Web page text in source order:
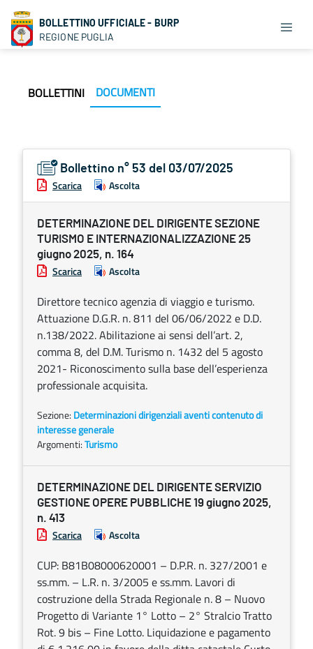
BOLLETTINO UFFICIALE - BURP
REGIONE PUGLIA
BOLLETTINI DOCUMENTI
Bollettino n° 53 del 03/07/2025
Scarica Ascolta
DETERMINAZIONE DEL DIRIGENTE SEZIONE
TURISMO E INTERNAZIONALIZZAZIONE 25
giugno 2025, n. 164
Scarica Ascolta
Direttore tecnico agenzia di viaggio e turismo.
Attuazione D.G.R. n. 811 del 06/06/2022 e D.D.
n.138/2022. Abilitazione ai sensi dell’art. 2,
comma 8, del D.M. Turismo n. 1432 del 5 agosto
2021- Riconoscimento sulla base dell’esperienza
professionale acquisita.
Sezione: Determinazioni dirigenziali aventi contenuto di
interesse generale
Argomenti:Turismo
DETERMINAZIONE DEL DIRIGENTE SERVIZIO
GESTIONE OPERE PUBBLICHE 19 giugno 2025,
n. 413
Scarica Ascolta
CUP: B81B08000620001 – D.P.R. n. 327/2001 e
ss.mm. – L.R. n. 3/2005 e ss.mm. Lavori di
costruzione della Strada Regionale n. 8 – Nuovo
Progetto di Variante 1° Lotto – 2° Stralcio Tratto
Rot. 9 bis – Fine Lotto. Liquidazione e pagamento